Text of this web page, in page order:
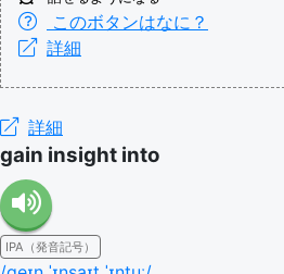
このボタンはなに？
詳細
詳細
gain insight into
IPA（発音記号）